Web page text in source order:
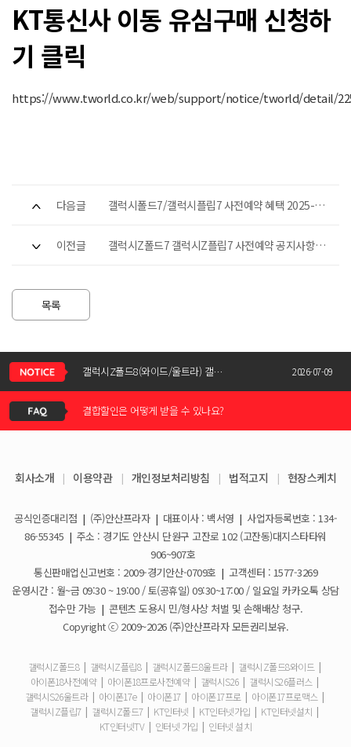
KT통신사 이동 유심구매 신청하
기 클릭
https://www.tworld.co.kr/web/support/notice/tworld/detail/
다음글
갤럭시폴드7/갤럭시플립7 사전예약 혜택 2025-
이전글
갤럭시Z폴드7 갤럭시Z플립7 사전예약 공지사항
목록
갤럭시Z폴드8(와이드/울트라) 갤럭시Z플립8 사전예약 공지사항 2026-07-09
KT스토어 공식 신청서 작성 관련 자주 묻는 질문
아이폰17e 사전예약 공지사항
갤럭시S26 사전예약 공지사항
신청서 조회는 어떻게 하나요?
결합할인은 어떻게 받을 수 있나요?
휴대폰 일시불로 구매도 가능한가요?
요금제 변경은 언제할 수 있나요?
더블할인카드는 어떻게 등록 하나요?
휴대폰 구매 후 불량이면 어떻게 하나요?
ESIM 발급 방법은 어떻게 되나요?
유심은 새로 구매해야 하나요?
회사소개 | 이용약관 | 개인정보처리방침 | 법적고지 | 현장스케치
공식인증대리점 | (주)안산프라자 | 대표이사 : 백서영 | 사업자등록번호 : 134-
86-55345 | 주소 : 경기도 안산시 단원구 고잔로 102 (고잔동)대지스타타워
906~907호
통신판매업신고번호 : 2009-경기안산-0709호 | 고객센터 : 1577-3269
운영시간 : 월~금 09:30 ~ 19:00 / 토(공휴일) 09:30~17:00 / 일요일 카카오톡 상담
접수만 가능 | 콘텐츠 도용시 민/형사상 처벌 및 손해배상 청구.
Copyright ⓒ 2009~2026 (주)안산프라자 모든권리보유.
갤럭시Z폴드8 | 갤럭시Z플립8 | 갤럭시Z폴드8울트라 | 갤럭시Z폴드8와이드 |
아이폰18사전예약 | 아이폰18프로사전예약 | 갤럭시S26 | 갤럭시S26플러스 |
갤럭시S26울트라 | 아이폰17e | 아이폰17 | 아이폰17프로 | 아이폰17프로맥스 |
갤럭시Z플립7 | 갤럭시Z폴드7 | KT인터넷 | KT인터넷가입 | KT인터넷설치 |
KT인터넷TV | 인터넷 가입 | 인터넷 설치